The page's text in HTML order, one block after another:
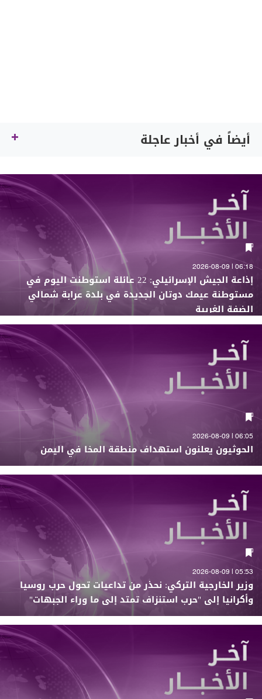
أيضاً في أخبار عاجلة
06:18 | 2026-08-09
إذاعة الجيش الإسرائيلي: 22 عائلة استوطنت اليوم في
مستوطنة عيمك دوتان الجديدة في بلدة عرابة شمالي
الضفة الغربية
06:05 | 2026-08-09
الحوثيون يعلنون استهداف منطقة المخا في اليمن
05:53 | 2026-08-09
وزير الخارجية التركي: نحذر من تداعيات تحول حرب روسيا
وأكرانيا إلى "حرب استنزاف تمتد إلى ما وراء الجبهات"